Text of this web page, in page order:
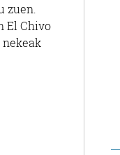
zuen.
El Chivo
nekeak